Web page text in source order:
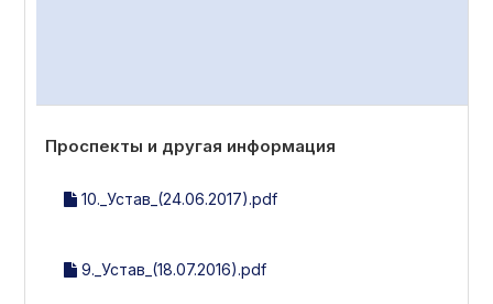
Проспекты и другая информация
10._Устав_(24.06.2017).pdf
9._Устав_(18.07.2016).pdf